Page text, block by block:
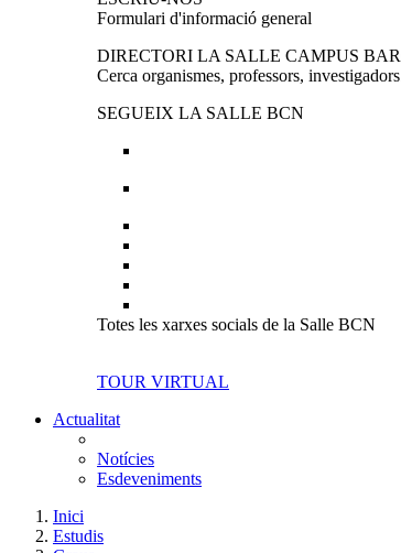
Formulari d'informació general
DIRECTORI LA SALLE CAMPUS
Cerca organismes, professors,
SEGUEIX LA SALLE BCN
Totes les xarxes socials de la Salle BCN
TOUR VIRTUAL
Actualitat
Notícies
Esdeveniments
Inici
Estudis